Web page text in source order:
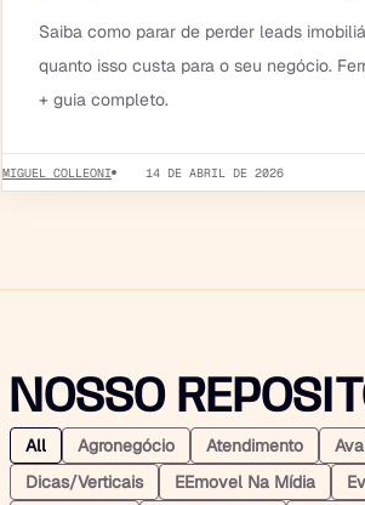
Saiba como parar de perder leads
quanto isso custa para o seu negócio.
+ guia completo.
MIGUEL COLLEONI 14 DE ABRIL DE 2026
NOSSO
All Agronegócio Atendimento
Dicas/verticais
EEmovel Na Mídia